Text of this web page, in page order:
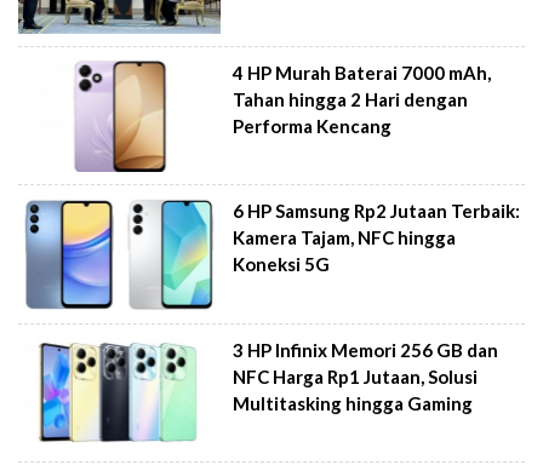
4 HP Murah Baterai 7000 mAh,
Tahan hingga 2 Hari dengan
Performa Kencang
6 HP Samsung Rp2 Jutaan Terbaik:
Kamera Tajam, NFC hingga
Koneksi 5G
3 HP Infinix Memori 256 GB dan
NFC Harga Rp1 Jutaan, Solusi
Multitasking hingga Gaming